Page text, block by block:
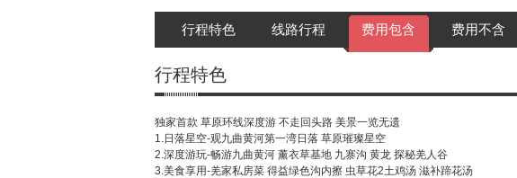
行程特色 线路行程 费用包含 费用不含
行程特色
独家首款 草原环线深度游 不走回头路 美景一览无遗
1.日落星空-观九曲黄河第一湾日落 草原璀璨星空
2.深度游玩-畅游九曲黄河 薰衣草基地 九寨沟 黄龙 探秘羌人谷
3.美食享用-羌家私房菜 得益绿色沟内擦 虫草花2土鸡汤 滋补蹄花汤